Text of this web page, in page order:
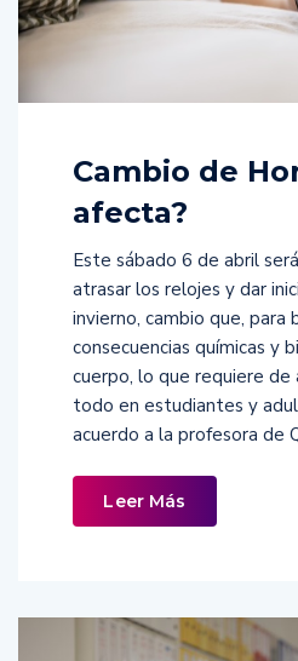
Cambio de
afecta?
Este sábado 6 de abril
atrasar los relojes y dar
invierno, cambio que, para
consecuencias químicas y
cuerpo, lo que requiere de
todo en estudiantes y
acuerdo a la profesora de
Leer Más